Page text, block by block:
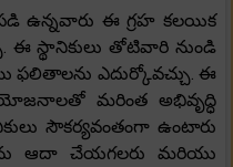
ఉన్నవారు ఈ గ్రహ కలయిక
ఈ స్థానికులు తోటివారి నుండి
ఫలితాలను ఎదుర్కోవచ్చు. ఈ
మరింత అభివృద్ధి
సౌకర్యవంతంగా ఉంటారు
ఆదా చేయగలరు మరియు